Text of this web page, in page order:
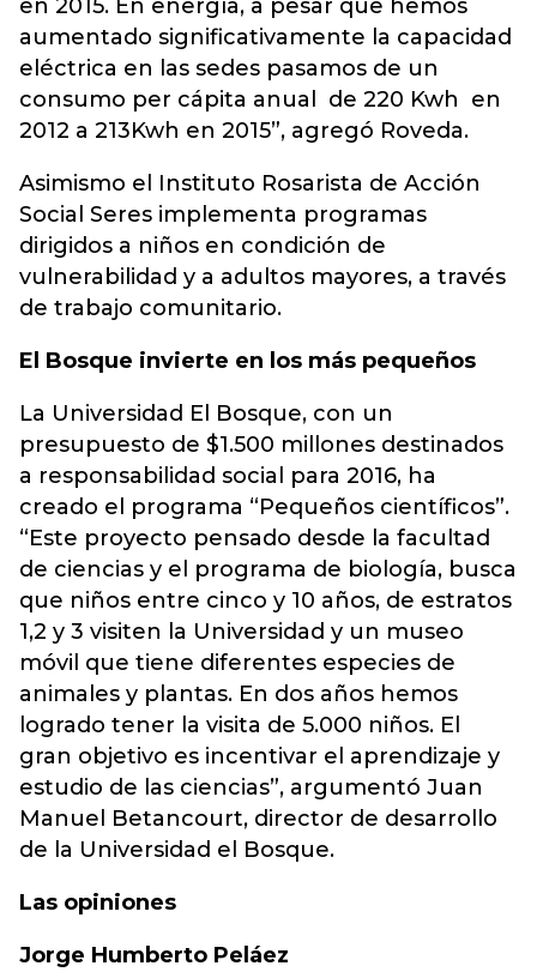
en 2015. En energía, a pesar que hemos
aumentado significativamente la capacidad
eléctrica en las sedes pasamos de un
consumo per cápita anual de 220 Kwh en
2012 a 213Kwh en 2015”, agregó Roveda.
Asimismo el Instituto Rosarista de Acción
Social Seres implementa programas
dirigidos a niños en condición de
vulnerabilidad y a adultos mayores, a través
de trabajo comunitario.
El Bosque invierte en los más pequeños
La Universidad El Bosque, con un
presupuesto de $1.500 millones destinados
a responsabilidad social para 2016, ha
creado el programa “Pequeños científicos”.
“Este proyecto pensado desde la facultad
de ciencias y el programa de biología, busca
que niños entre cinco y 10 años, de estratos
1,2 y 3 visiten la Universidad y un museo
móvil que tiene diferentes especies de
animales y plantas. En dos años hemos
logrado tener la visita de 5.000 niños. El
gran objetivo es incentivar el aprendizaje y
estudio de las ciencias”, argumentó Juan
Manuel Betancourt, director de desarrollo
de la Universidad el Bosque.
Las opiniones
Jorge Humberto Peláez